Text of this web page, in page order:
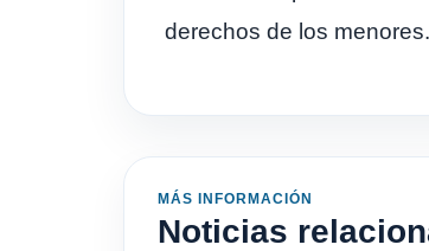
derechos de los menores.
MÁS INFORMACIÓN
Noticias